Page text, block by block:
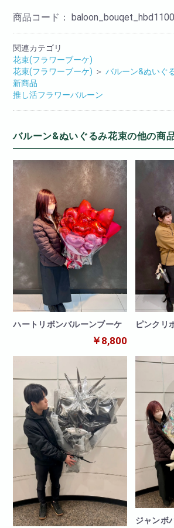
商品コード：
関連カテゴリ
花束(フラワーブーケ)
花束(フラワーブーケ) ＞ バルーン&ぬいぐ
新商品
推し活フラワーバルーン
バルーン&ぬいぐるみ花束の他の商
ハートリボンバルーンブーケ
￥8,800
ピンクリ
ジャンボ